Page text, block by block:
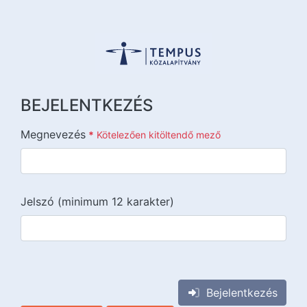
BEJELENTKEZÉS
Megnevezés * Kötelezően kitöltendő mező
Jelszó (minimum 12 karakter)
Bejelentkezés